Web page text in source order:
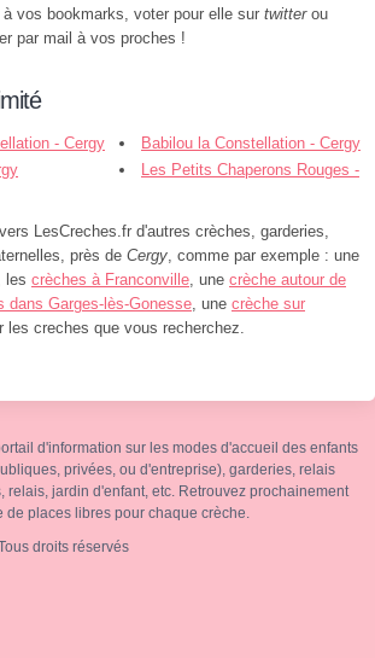
vos bookmarks, voter pour elle sur twitterou
par mail à vos proches !
- Cergy
Babilou la Constellation - Cergy
Les Petits Chaperons Rouges -
LesCreches.fr d'autres crèches, garderies,
près de Cergy , comme par exemple : une
, les crèches à Franconville , une crèche autour de
dans Garges-lès-Gonesse , une crèche sur
les creches que vous recherchez.
d'information sur les modes d'accueil des enfants
privées, ou d'entreprise), garderies, relais
relais, jardin d'enfant, etc. Retrouvez prochainement
de places libres pour chaque crèche.
droits réservés